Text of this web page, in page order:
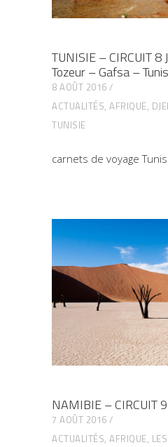
TUNISIE – CIRCUIT 8
Tozeur – Gafsa – Tunis
8 AOÛT 2016
ACTUALITÉS, AFRIQUE,
TUNISIE
carnets de voyage
NAMIBIE – CIRCUIT 9
7 AOÛT 2016
ACTUALITÉS, AFRIQUE,